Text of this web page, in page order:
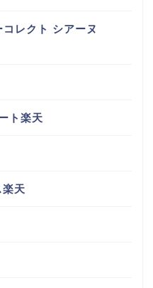
レクト シアーヌ
ト楽天
楽天